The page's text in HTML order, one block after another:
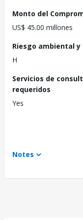
Monto del
US$ 45.00 millones
Riesgo ambiental y
H
Servicios de
requeridos
Yes
Notes